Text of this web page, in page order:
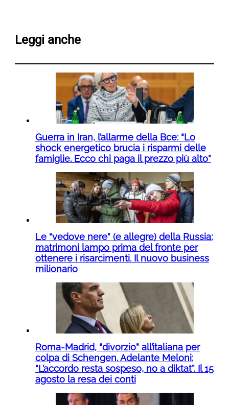
Leggi anche
Guerra in Iran, l’allarme della Bce: “Lo
shock energetico brucia i risparmi delle
famiglie. Ecco chi paga il prezzo più alto”
Le “vedove nere” (e allegre) della Russia:
matrimoni lampo prima del fronte per
ottenere i risarcimenti. Il nuovo business
milionario
Roma-Madrid, “divorzio” all’italiana per
colpa di Schengen. Adelante Meloni:
“L’accordo resta sospeso, no a diktat”. Il 15
agosto la resa dei conti